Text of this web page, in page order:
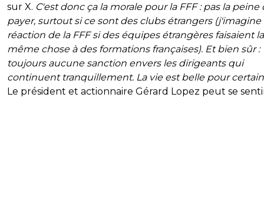
sur X. C'est donc ça la morale pour la FFF : pas la peine
payer, surtout si ce sont des clubs étrangers (j'imagine
réaction de la FFF si des équipes étrangères faisaient la
même chose à des formations françaises). Et bien sûr :
toujours aucune sanction envers les dirigeants qui
continuent tranquillement. La vie est belle pour
Le président et actionnaire Gérard Lopez peut se